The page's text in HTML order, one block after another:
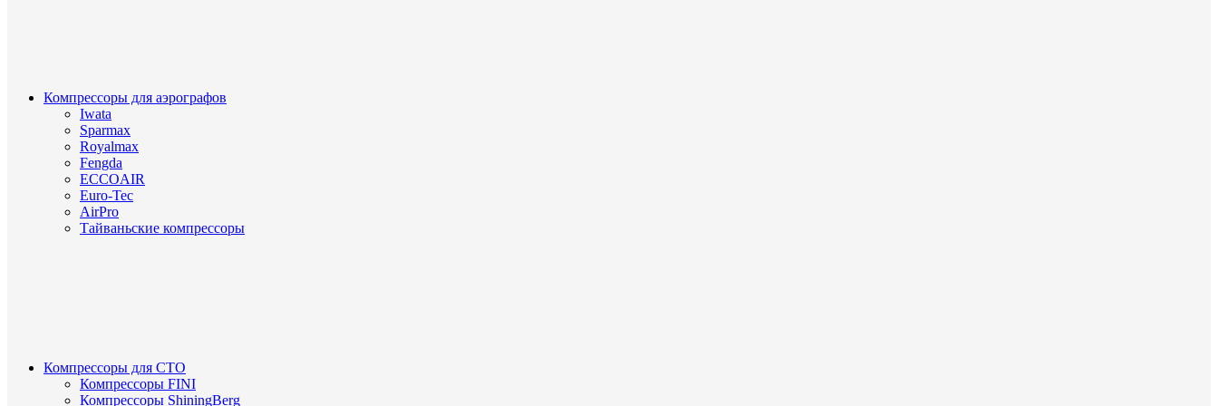
Компрессоры для аэрографов
Iwata
Sparmax
Royalmax
Fengda
ECCOAIR
Euro-Tec
AirPro
Тайваньские компрессоры
Компрессоры для СТО
Компрессоры FINI
Компрессоры ShiningBerg